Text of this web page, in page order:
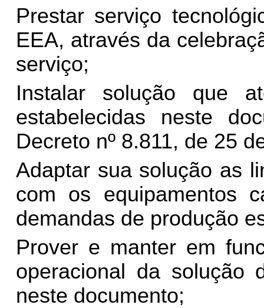
Prestar serviço
EEA, através da
serviço;
Instalar solução que
estabelecidas neste
Decreto nº 8.811, de 25
Adaptar sua solução as
com os equipamentos
demandas de produção
Prover e manter em
operacional da solução
neste documento;